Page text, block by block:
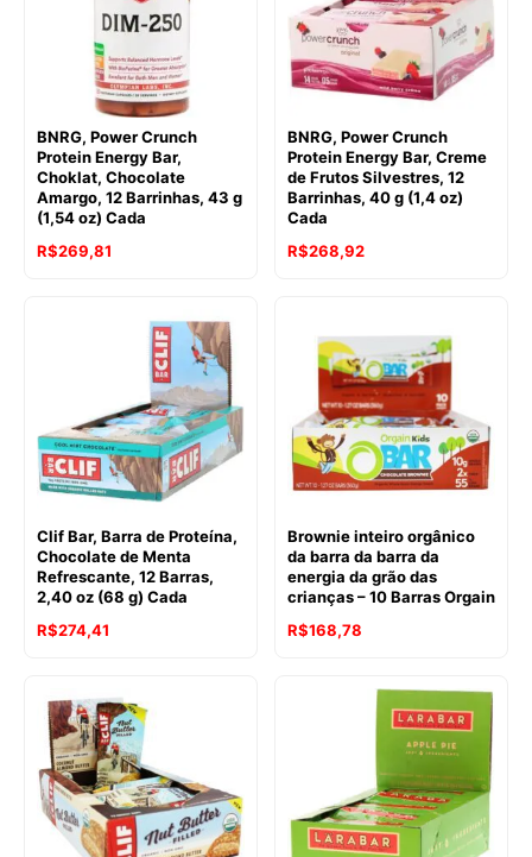
BNRG, Power Crunch
Protein Energy Bar,
Choklat, Chocolate
Amargo, 12 Barrinhas, 43 g
(1,54 oz) Cada
R$269,81
BNRG, Power Crunch
Protein Energy Bar, Creme
de Frutos Silvestres, 12
Barrinhas, 40 g (1,4 oz)
Cada
R$268,92
Clif Bar, Barra de Proteína,
Chocolate de Menta
Refrescante, 12 Barras,
2,40 oz (68 g) Cada
R$274,41
Brownie inteiro orgânico
da barra da barra da
energia da grão das
crianças – 10 Barras Orgain
O
R$168,78
atual
R$168,78.